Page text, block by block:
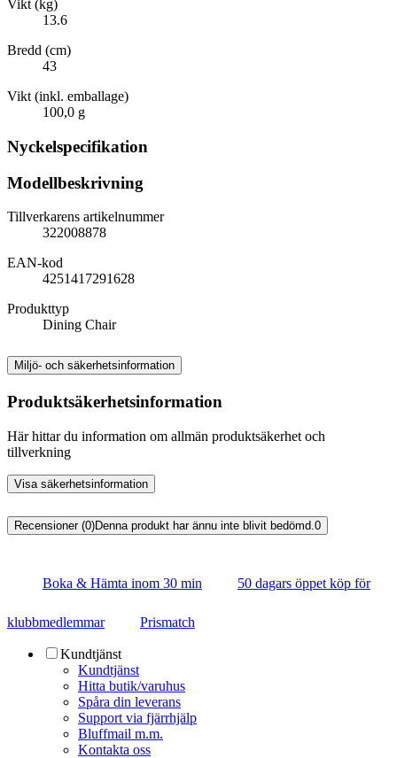
Vikt (kg)
13.6
Bredd (cm)
43
Vikt (inkl. emballage)
100,0 g
Nyckelspecifikation
Modellbeskrivning
Tillverkarens artikelnummer
322008878
EAN-kod
4251417291628
Produkttyp
Dining Chair
Miljö- och säkerhetsinformation
Produktsäkerhetsinformation
Här hittar du information om allmän produktsäkerhet och
tillverkning
Visa säkerhetsinformation
Recensioner (0)Denna produkt har ännu inte blivit bedömd. 0
Boka & Hämta inom 30 min 50 dagars öppet köp för
klubbmedlemmar Prismatch
Kundtjänst
Kundtjänst
Hitta butik/varuhus
Spåra din leverans
Support via fjärrhjälp
Bluffmail m.m.
Kontakta oss